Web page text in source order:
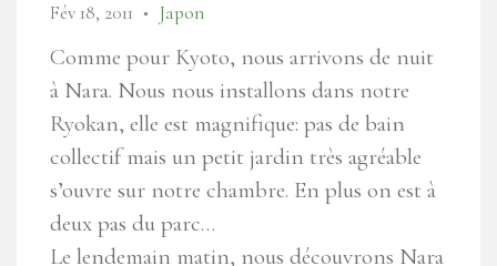
Fév 18, 2011 ● Japon
Comme pour Kyoto, nous arrivons de nuit
à Nara. Nous nous installons dans notre
Ryokan, elle est magnifique: pas de bain
collectif mais un petit jardin très agréable
s’ouvre sur notre chambre. En plus on est à
deux pas du parc…
Le lendemain matin, nous découvrons Nara